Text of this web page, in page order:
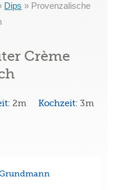
Dips » Provenzalische
Crème
2m Kochzeit:3m